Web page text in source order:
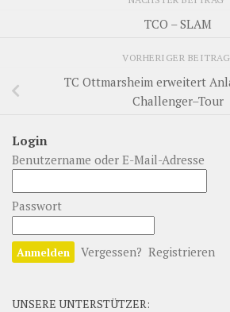
TCO – SLAM
VORHERIGER BEITRAG
TC Ottmarsheim erweitert
Challenger–Tour
Login
Benutzername oder E-Mail-Adresse
Passwort
Vergessen? Registrieren
UNSERE UNTERSTÜTZER: